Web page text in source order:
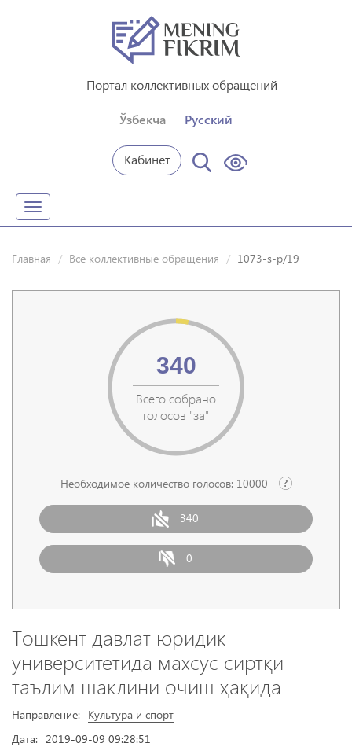
Портал коллективных обращений
Ўзбекча Русский
Кабинет
Toggle
navigation
Главная Все коллективные обращения 1073-s-p/19
Всего собрано
голосов "за"
340
Необходимое количество голосов: 10000
340
0
Тошкент давлат юридик
университетида махсус сиртқи
таълим шаклини очиш ҳақида
Направление: Культура и спорт
Дата: 2019-09-09 09:28:51